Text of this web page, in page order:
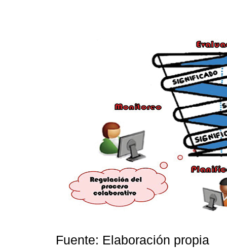
Fuente: Elaboración propia